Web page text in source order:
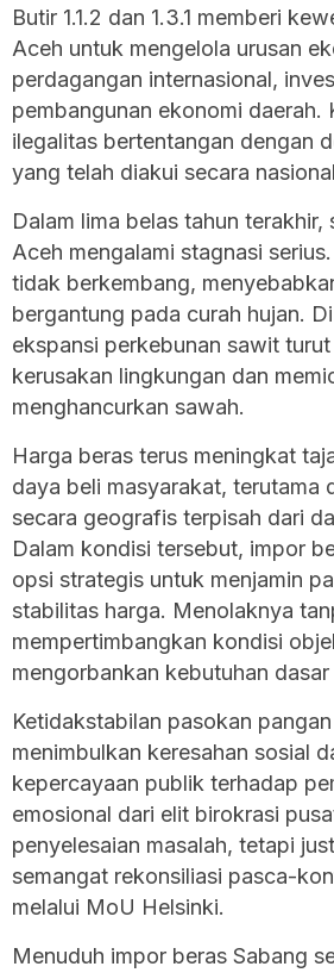
Butir 1.1.2 dan 1.3.1 memberi
Aceh untuk mengelola urusan
perdagangan internasional,
pembangunan ekonomi daerah.
ilegalitas bertentangan dengan
yang telah diakui secara
Dalam lima belas tahun terakhir,
Aceh mengalami stagnasi
tidak berkembang,
bergantung pada curah hujan.
ekspansi perkebunan sawit
kerusakan lingkungan dan
menghancurkan sawah.
Harga beras terus meningkat
daya beli masyarakat, terutama
secara geografis terpisah dari
Dalam kondisi tersebut, impor
opsi strategis untuk menjamin
stabilitas harga. Menolaknya
mempertimbangkan kondisi
mengorbankan kebutuhan
Ketidakstabilan pasokan
menimbulkan keresahan sosial
kepercayaan publik terhadap
emosional dari elit birokrasi
penyelesaian masalah, tetapi
semangat rekonsiliasi pasca-
melalui MoU Helsinki.
Menuduh impor beras Sabang